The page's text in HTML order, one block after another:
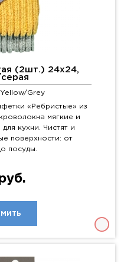
(2шт.) 24х24,
Grey
«Ребристые» из
мягкие и
кухни. Чистят и
поверхности: от
посуды.